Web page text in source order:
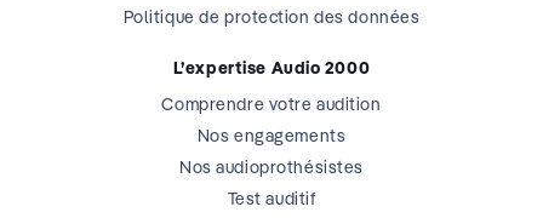
Politique de protection des données
L’expertise Audio 2000
Comprendre votre audition
Nos engagements
Nos audioprothésistes
Test auditif